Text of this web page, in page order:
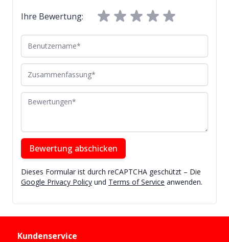
Ihre Bewertung:
Benutzername
Zusammenfassung
Bewertungen
Bewertung abschicken
Dieses Formular ist durch reCAPTCHA geschützt – Die
Google Privacy Policy und Terms of Service anwenden.
Kundenservice